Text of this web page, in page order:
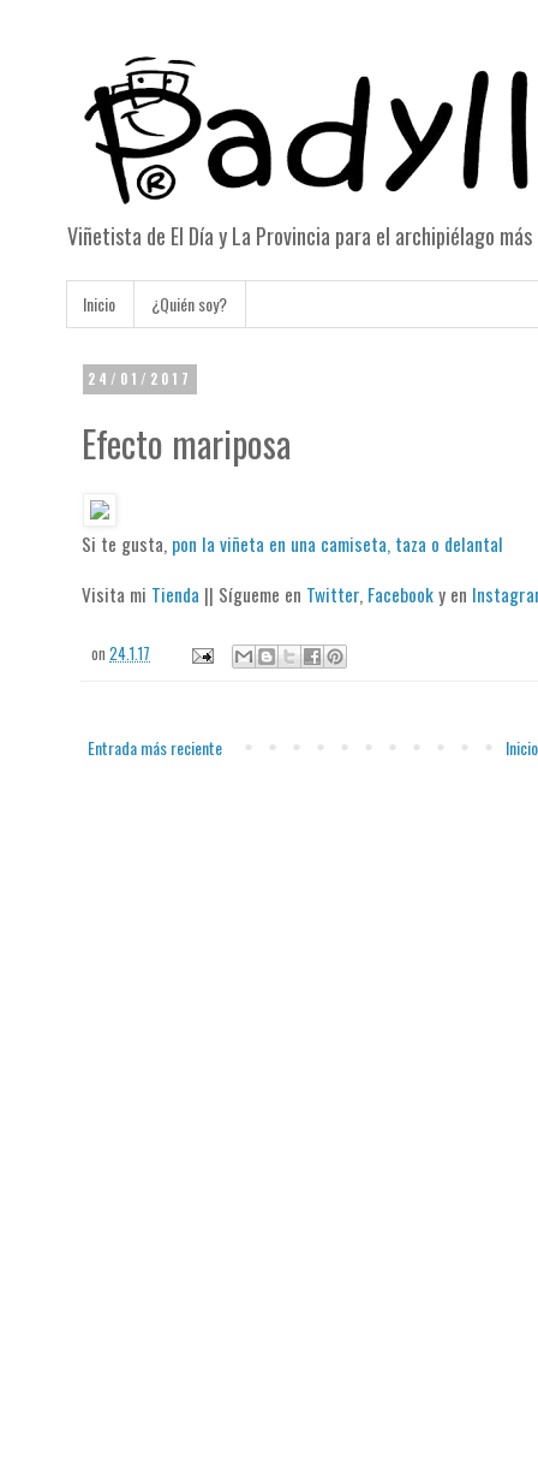
Viñetista de El Día y La Provincia para el archipiélago
Inicio ¿Quién soy?
24/01/2017
Efecto mariposa
Si te gusta, pon la viñeta en una camiseta, taza o delantal
Visita mi Tienda || Sígueme en Twitter, Facebooky en
on24.1.17
Entrada más reciente Inicio